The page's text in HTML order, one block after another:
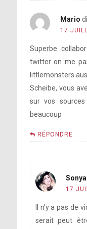
Mario
17
Superbe
twitter on me
littlemonsters
Scheibe, vous
sur vos
beaucoup
RÉPONDRE
Sonya
17
Il n’y a pas de
serait peut